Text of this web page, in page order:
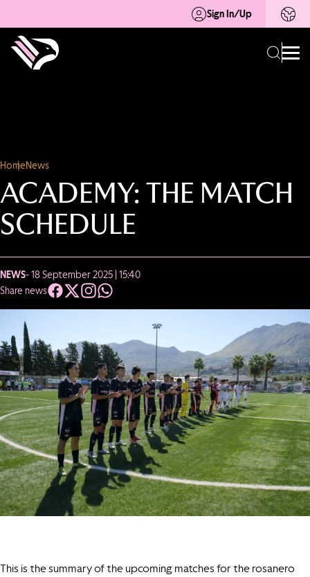
Sign In/Up
HomeNews
ACADEMY: THE MATCH
SCHEDULE
NEWS- 18 September 2025 | 15:40
Share news
This is the summary of the upcoming matches for the rosanero